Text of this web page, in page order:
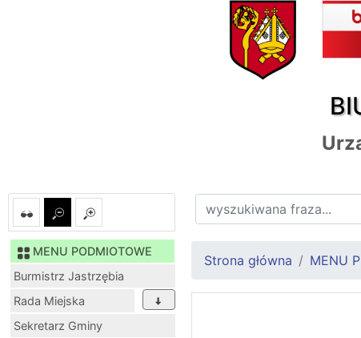
MENU PODMIOTOWE
Burmistrz Jastrzębia
Rada Miejska
Sekretarz Gminy
Strona główna MENU